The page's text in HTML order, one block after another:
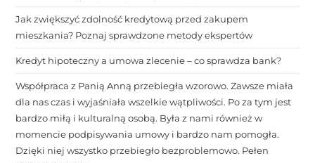
Jak zwiększyć zdolność kredytową przed zakupem
mieszkania? Poznaj sprawdzone metody ekspertów
Kredyt hipoteczny a umowa zlecenie – co sprawdza bank?
Współpraca z Panią Anną przebiegła wzorowo. Zawsze miała
dla nas czas i wyjaśniała wszelkie wątpliwości. Po za tym jest
bardzo miłą i kulturalną osobą. Była z nami również w
momencie podpisywania umowy i bardzo nam pomogła.
Dzięki niej wszystko przebiegło bezproblemowo. Pełen